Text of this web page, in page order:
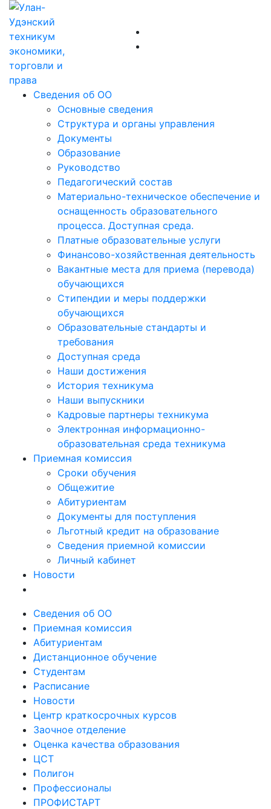
Сведения об ОО
Основные сведения
Структура и органы управления
Документы
Образование
Руководство
Педагогический состав
Материально-техническое обеспечение и
оснащенность образовательного
процесса. Доступная среда.
Платные образовательные услуги
Финансово-хозяйственная деятельность
Вакантные места для приема (перевода)
обучающихся
Стипендии и меры поддержки
обучающихся
Образовательные стандарты и
требования
Доступная среда
Наши достижения
История техникума
Наши выпускники
Кадровые партнеры техникума
Электронная информационно-
образовательная среда техникума
Приемная комиссия
Сроки обучения
Общежитие
Абитуриентам
Документы для поступления
Льготный кредит на образование
Сведения приемной комиссии
Личный кабинет
Новости
Сведения об ОО
Приемная комиссия
Абитуриентам
Дистанционное обучение
Студентам
Расписание
Новости
Центр краткосрочных курсов
Заочное отделение
Оценка качества образования
ЦСТ
Полигон
Профессионалы
ПРОФИСТАРТ